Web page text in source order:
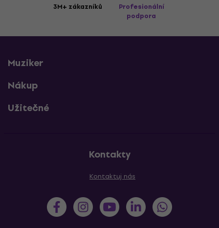
3M+ zákazníků
Profesionální
podpora
Muziker
Nákup
Užitečné
Kontakty
Kontaktuj nás